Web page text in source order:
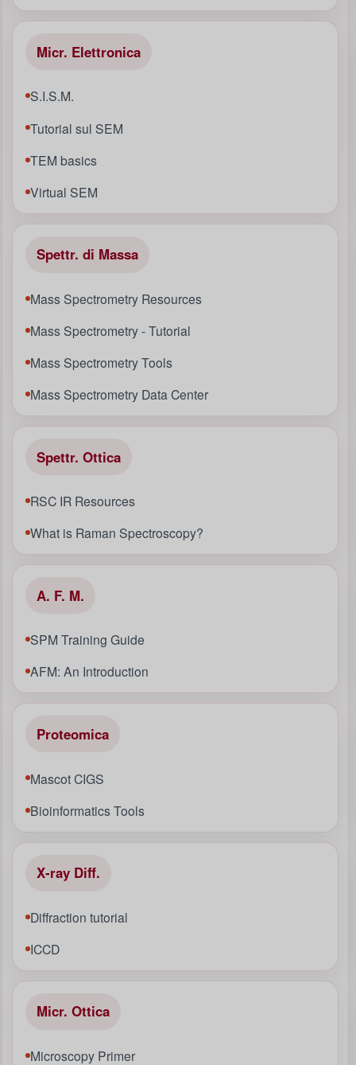
Micr. Elettronica
S.I.S.M.
Tutorial sul SEM
TEM basics
Virtual SEM
Spettr. di Massa
Mass Spectrometry Resources
Mass Spectrometry - Tutorial
Mass Spectrometry Tools
Mass Spectrometry Data Center
Spettr. Ottica
RSC IR Resources
What is Raman Spectroscopy?
A. F. M.
SPM Training Guide
AFM: An Introduction
Proteomica
Mascot CIGS
Bioinformatics Tools
X-ray Diff.
Diffraction tutorial
ICCD
Micr. Ottica
Microscopy Primer